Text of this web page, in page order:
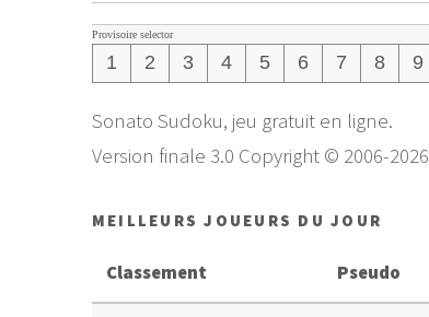
Provisoire selector
1 2 3 4 5 6 7 8 9
Sonato Sudoku, jeu gratuit en ligne.
Version finale 3.0 Copyright © 2006-2026
MEILLEURS JOUEURS DU JOUR
Classement Pseudo